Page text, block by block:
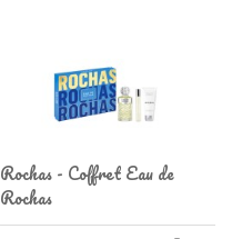
Rochas - Coffret Eau de
Rochas